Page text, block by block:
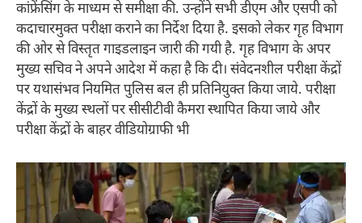
कांफ्रेंसिंग के माध्यम से समीक्षा की. उन्होंने सभी डीएम और एसपी को
कदाचारमुक्त परीक्षा कराने का निर्देश दिया है. इसको लेकर गृह विभाग
की ओर से विस्तृत गाइडलाइन जारी की गयी है. गृह विभाग के अपर
मुख्य सचिव ने अपने आदेश में कहा है कि दी। संवेदनशील परीक्षा केंद्रों
पर यथासंभव नियमित पुलिस बल ही प्रतिनियुक्त किया जाये. परीक्षा
केंद्रों के मुख्य स्थलों पर सीसीटीवी कैमरा स्थापित किया जाये और
परीक्षा केंद्रों के बाहर वीडियोग्राफी भी